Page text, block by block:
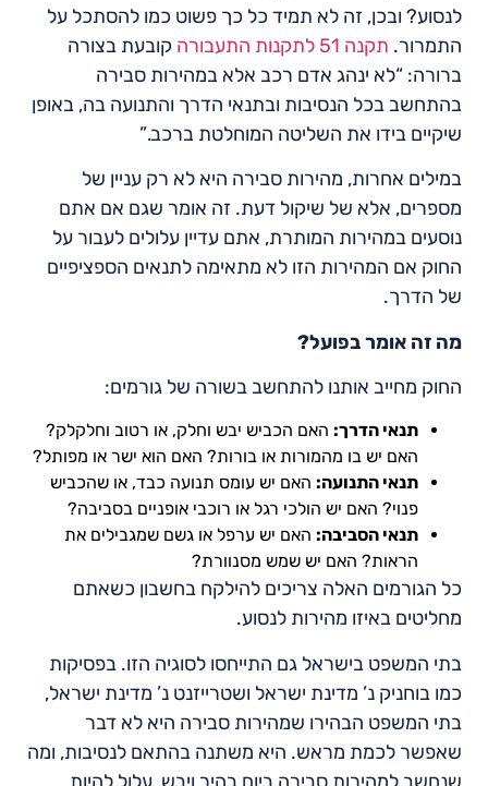
לנסוע? ובכן, זה לא תמיד כל כך פשוט כמו להסתכל על
התמרור. תקנה 51 לתקנות התעבורה
קובעת בצורה
ברורה: “לא ינהג אדם רכב אלא במהירות סבירה
בהתחשב בכל הנסיבות ובתנאי הדרך והתנועה בה, באופן
שיקיים בידו את השליטה המוחלטת ברכב.”
במילים אחרות, מהירות סבירה היא לא רק עניין של
מספרים, אלא של שיקול דעת. זה אומר שגם אם אתם
נוסעים במהירות המותרת, אתם עדיין עלולים לעבור על
החוק אם המהירות הזו לא מתאימה לתנאים הספציפיים
של הדרך.
מה זה אומר בפועל?
החוק מחייב אותנו להתחשב בשורה של גורמים:
תנאי הדרך: האם הכביש יבש וחלק, או רטוב וחלקלק?
האם יש בו מהמורות או בורות? האם הוא ישר או מפותל?
תנאי התנועה: האם יש עומס תנועה כבד, או שהכביש
פנוי? האם יש הולכי רגל או רוכבי אופניים בסביבה?
תנאי הסביבה: האם יש ערפל או גשם שמגבילים את
הראות? האם יש שמש מסנוורת?
כל הגורמים האלה צריכים להילקח בחשבון כשאתם
מחליטים באיזו מהירות לנסוע.
בתי המשפט בישראל גם התייחסו לסוגיה הזו. בפסיקות
כמו בוחניק נ’ מדינת ישראל ושטרייזנט נ’ מדינת ישראל,
בתי המשפט הבהירו שמהירות סבירה היא לא דבר
שאפשר לכמת מראש. היא משתנה בהתאם לנסיבות, ומה